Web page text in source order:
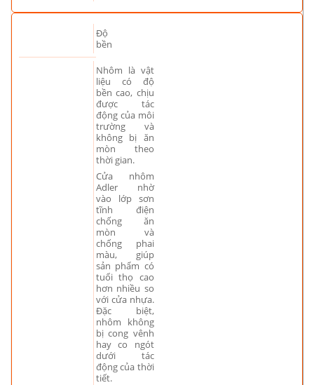
Độ
bền
Nhôm là vật
liệu có độ
bền cao, chịu
được tác
động của môi
trường và
không bị ăn
mòn theo
thời gian.
Cửa nhôm
Adler nhờ
vào lớp sơn
tĩnh điện
chống ăn
mòn và
chống phai
màu, giúp
sản phẩm có
tuổi thọ cao
hơn nhiều so
với cửa nhựa.
Đặc biệt,
nhôm không
bị cong vênh
hay co ngót
dưới tác
động của thời
tiết.